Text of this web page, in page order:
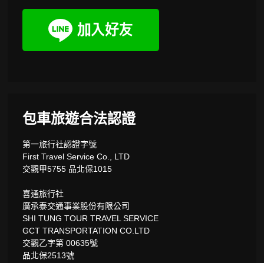
包車旅遊合法認證
第一旅行社認證字號
First Travel Service Co., LTD
交觀甲5755 品北保1015
喜通旅行社
廣承泰交通事業股份有限公司
SHI TUNG TOUR TRAVEL SERVICE
GCT TRANSPORTATION CO.LTD
交觀乙字第 00635號
品北保2513號